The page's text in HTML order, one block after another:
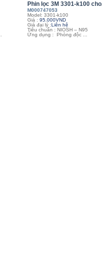
Phin lọc 3M 3301-k100
M000747053
Model: 3301-k100
Giá : 95.000VND
Giá đại lý :Liên hệ
Tiêu chuẩn : NIOSH – N95
Ứng dụng : Phòng độc ...